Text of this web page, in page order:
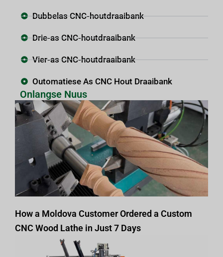
Dubbelas CNC-houtdraaibank
Drie-as CNC-houtdraaibank
Vier-as CNC-houtdraaibank
Outomatiese As CNC Hout Draaibank
Onlangse Nuus
How a Moldova Customer Ordered a Custom
CNC Wood Lathe in Just 7 Days